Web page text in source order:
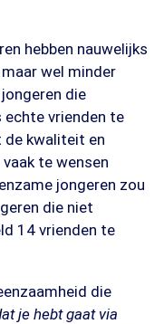
hebben nauwelijks
wel minder
die
echte vrienden te
de kwaliteit en
te wensen
jongeren zou
die niet
14 vrienden te
die
je hebt gaat via